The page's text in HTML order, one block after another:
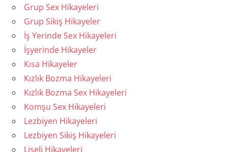
Grup Sex Hikayeleri
Grup Sikiş Hikayeler
İş Yerinde Sex Hikayeleri
İşyerinde Hikayeler
Kısa Hikayeler
Kızlık Bozma Hikayeleri
Kızlık Bozma Sex Hikayeleri
Komşu Sex Hikayeleri
Lezbiyen Hikayeleri
Lezbiyen Sikiş Hikayeleri
Liseli Hikayeleri